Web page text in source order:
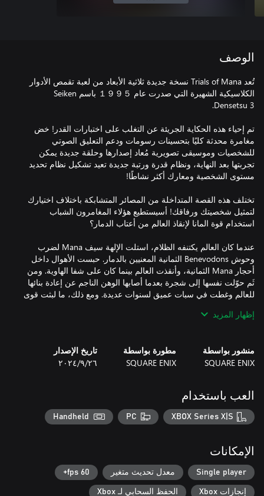
الوصف
تُعد Trials of Mana نسخة جديدة ثلاثية الأبعاد من لعبة تقمص الأدوار
الكلاسيكية الشهيرة التي صدرت عام １９９５ باسم Seiken
تم إحياء هذه الحكاية الجريئة عن التغلب على اختبارات القدر! خض
مغامرة محدثة كليًا بتحسينات رسومات ودعم التعليق الصوتي
للشخصيات وموسيقى تصويرية مُعاد إصدارها وحلقة جديدة يمكن
تجربتها بعد النهاية، ونظام قدرة ورتبة جديدة تعيد تشكيل نظام تحديد
تختلف هذه القصة المتداخلة من المصائر المتشابكة باختلاف اختيارك
لتمثيل شخصيتك ورفاقك! أسيستطيع هؤلاء المغامرون الشباب
عندما كان العالم يكتنفه الظلام، استلت الإلهة سيف Mana لضرب
وحوش Benevodons الثمانية المعنيين بالدمار. حبست الأهوال داخل
أحجار Mana الثمانية، وأنقذت العالم بينما كان على شفا الهاوية. ومن
ثَم حوّلت نفسها إلى شجرة بعدما أصابها الوهن الناجم عن إعادة بنائها
للعالم وغطت في سبات عميق لسنوات عديدة. ومع ذلك، ما لبثت قوى
فظيعة لتعزيز مخططها وزعزعة استقرار الممالك. باتت نهاية السلام
3. تمت إعادة تصميم اللعبة بالكامل من الألف إلى الياء باستخدام
يمكن للاعبين اختيار الشخصية الرئيسية المفضلة لديهم ورفيقين من
ست شخصيات مختلفة. ستتطور أحداث القصة بطرق مختلفة اعتمادًا
إظهار المزيد
منشور بواسطة
SQUARE ENIX
مطورة بواسطة
SQUARE ENIX
تاريخ الإصدار
٢٦‏/٩‏/٢٠٢٤
العب باستخدام
XBOX Series X|S
PC
Handheld
الإمكانات
Single player معدل تحديث متغير 60 fps+
إنجازات Xbox الحفظ السحابي لـ Xbox